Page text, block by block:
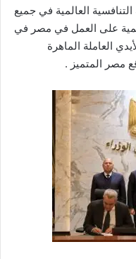
العالمية في جميع
على العمل في مصر في
العاملة الماهرة
مصر المتميز .